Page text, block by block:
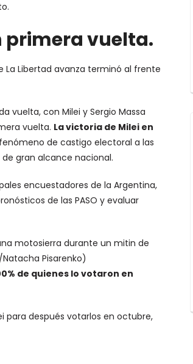
primera vuelta.
La Libertad avanza terminó al frente
vuelta, con Milei y Sergio Massa
vuelta. La victoria de Milei en
de castigo electoral a las
gran alcance nacional.
encuestadores de la Argentina,
de las PASO y evaluar
motosierra durante un mitin de
Pisarenko)
de quienes lo votaron en
para después votarlos en octubre,